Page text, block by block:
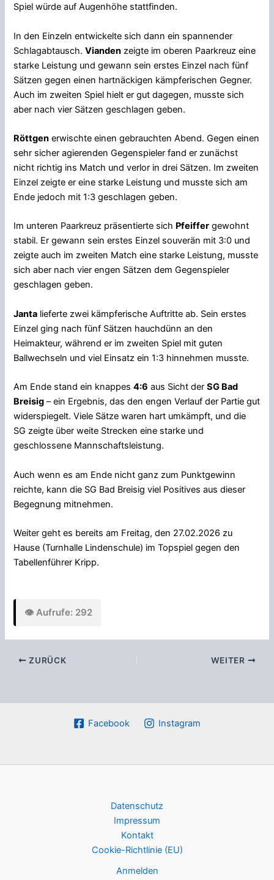
Spiel würde auf Augenhöhe stattfinden.
In den Einzeln entwickelte sich dann ein spannender
Schlagabtausch.Vianden zeigte im oberen Paarkreuz eine
starke Leistung und gewann sein erstes Einzel nach fünf
Sätzen gegen einen hartnäckigen kämpferischen Gegner.
Auch im zweiten Spiel hielt er gut dagegen, musste sich
aber nach vier Sätzen geschlagen geben.
Röttgen erwischte einen gebrauchten Abend. Gegen einen
sehr sicher agierenden Gegenspieler fand er zunächst
nicht richtig ins Match und verlor in drei Sätzen. Im zweiten
Einzel zeigte er eine starke Leistung und musste sich am
Ende jedoch mit 1:3 geschlagen geben.
Im unteren Paarkreuz präsentierte sich Pfeiffer gewohnt
stabil. Er gewann sein erstes Einzel souverän mit 3:0 und
zeigte auch im zweiten Match eine starke Leistung, musste
sich aber nach vier engen Sätzen dem Gegenspieler
geschlagen geben.
Janta lieferte zwei kämpferische Auftritte ab. Sein erstes
Einzel ging nach fünf Sätzen hauchdünn an den
Heimakteur, während er im zweiten Spiel mit guten
Ballwechseln und viel Einsatz ein 1:3 hinnehmen musste.
Am Ende stand ein knappes4:6 aus Sicht derSG Bad
Breisig – ein Ergebnis, das den engen Verlauf der Partie gut
widerspiegelt. Viele Sätze waren hart umkämpft, und die
SG zeigte über weite Strecken eine starke und
geschlossene Mannschaftsleistung.
Auch wenn es am Ende nicht ganz zum Punktgewinn
reichte, kann die SG Bad Breisig viel Positives aus dieser
Begegnung mitnehmen.
Weiter geht es bereits am Freitag, den 27.02.2026 zu
Hause (Turnhalle Lindenschule) im Topspiel gegen den
Tabellenführer Kripp.
👁️ Aufrufe: 292
ZURÜCK WEITER
Facebook Instagram
Datenschutz
Impressum
Kontakt
Cookie-Richtlinie (EU)
Anmelden